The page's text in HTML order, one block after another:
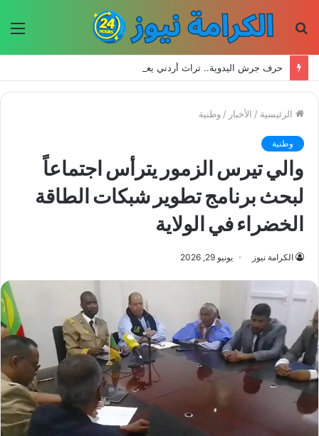
الرئيسية / الأخبار / وطنية
وطنية
والي تيرس الزمور يترأس اجتماعاً
لبحث برنامج تطوير شبكات الطاقة
الخضراء في الولاية
الكرامة نيوز يونيو 29, 2026